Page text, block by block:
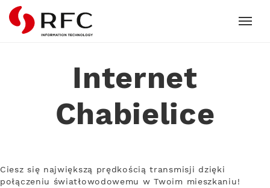
RFC
Internet
Chabielice
Ciesz się największą prędkością transmisji dzięki
połączeniu światłowodowemu w Twoim mieszkaniu!